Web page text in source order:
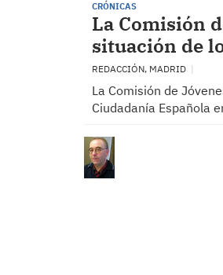
CRÓNICAS
La Comisión
situación de
REDACCIÓN, MADRID
La Comisión de
Ciudadanía Española